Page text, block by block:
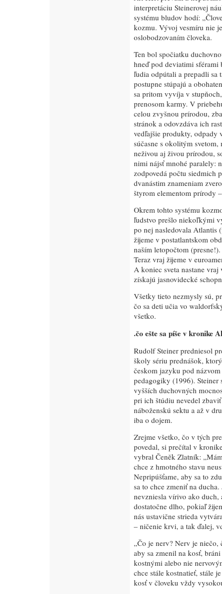
interpretáciu Steinerovej
systému bludov hodí:
kozmu. Vývoj vesmíru nie
oslobodzovaním človeka.
Ten bol spočiatku
hneď pod deviatimi sférami
ľudia odpútali a prepadli sa
postupne stúpajú a
sa pritom vyvíja v
prenosom karmy. V
celou zvyšnou prírodou,
stránok a odovzdáva ich
vedľajšie produkty, odpady
súčasne s okolitým
neživou aj živou prírodou,
nimi nájsť mnohé paralely:
zodpovedá počtu siedmich
dvanástim znameniam
štyrom elementom prírody
Okrem tohto systému
ľudstvo prešlo niekoľkými
po nej nasledovala Atlantis
žijeme v postatlantskom
naším letopočtom
Teraz vraj žijeme v
A koniec sveta nastane
získajú jasnovidecké
Všetky tieto nezmysly sú,
čo sa deti učia vo
všetko.
.čo ešte sa píše v kronike
Rudolf Steiner predniesol
školy sériu prednášok,
českom jazyku pod
pedagogiky (1996). Steiner
vyšších duchovných
pri ich štúdiu nevedel
náboženskú sektu a až v
iba o dojem.
Zrejme všetko, čo v tých
povedal, si prečítal v
vybral Čeněk Zlatník:
chce z hmotného stavu
Nepripúšťame, aby sa to
sa to chce zmeniť na
nevzniesla vírivo ako duch,
dostatočne dlho, pokiaľ
nás ustavične strieda
– ničenie krvi, a tak ďalej,
„Čo je nerv? Nerv je niečo,
aby sa zmenil na kosť,
kostnými alebo nie
chce stále kostnatieť, stále
kosť v človeku vždy